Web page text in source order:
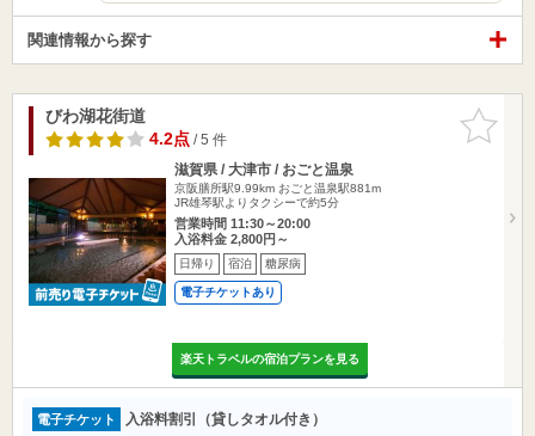
関連情報から探す
お気に入
りに追加
びわ湖花街道
4.2点/ 5 件
滋賀県 / 大津市 / おごと温泉
京阪膳所駅9.99km おごと温泉駅881m
JR雄琴駅よりタクシーで約5分
営業時間 11:30～20:00
入浴料金 2,800円～
日帰り 宿泊 糖尿病
電子チケットあり
楽天トラベルの宿泊プランを見る
電子チケット 入浴料割引（貸しタオル付き）